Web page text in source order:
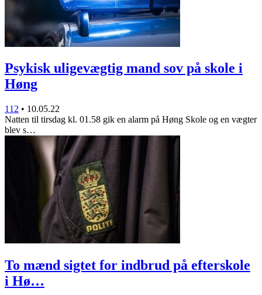
Psykisk uligevægtig mand sov på skole i
Høng
112 • 10.05.22
Natten til tirsdag kl. 01.58 gik en alarm på Høng Skole og en vægter
blev s…
To mænd sigtet for indbrud på efterskole
i Hø…